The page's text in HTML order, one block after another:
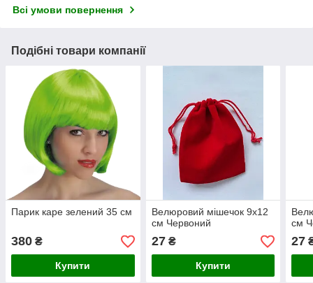
Всі умови повернення
Подібні товари компанії
Парик каре зелений 35 см
380 ₴
Купити
Велюровий мішечок 9х12
см Червоний
27₴
Купити
см
27